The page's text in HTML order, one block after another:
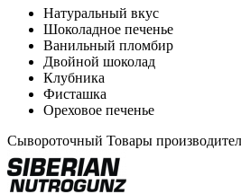
Натуральный вкус
Шоколадное печенье
Ванильный пломбир
Двойной шоколад
Клубника
Фисташка
Ореховое печенье
Сывороточный Товары